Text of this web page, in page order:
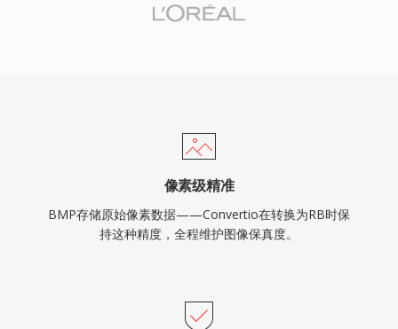
像素级精准
BMP存储原始像素数据——Convertio在转换为RB时保
持这种精度，全程维护图像保真度。